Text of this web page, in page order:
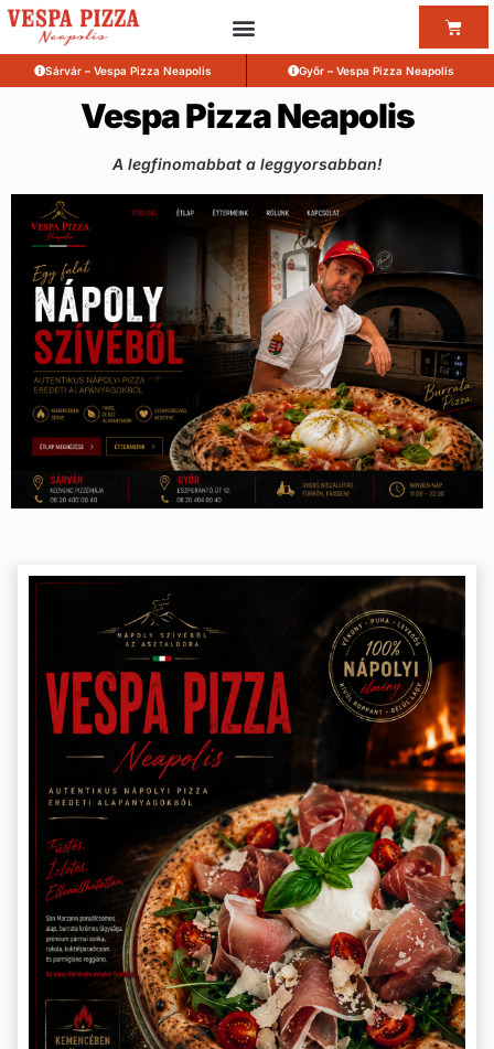
Sárvár – Vespa Pizza Neapolis Győr – Vespa Pizza Neapolis
Vespa Pizza Neapolis
A legfinomabbat a leggyorsabban!